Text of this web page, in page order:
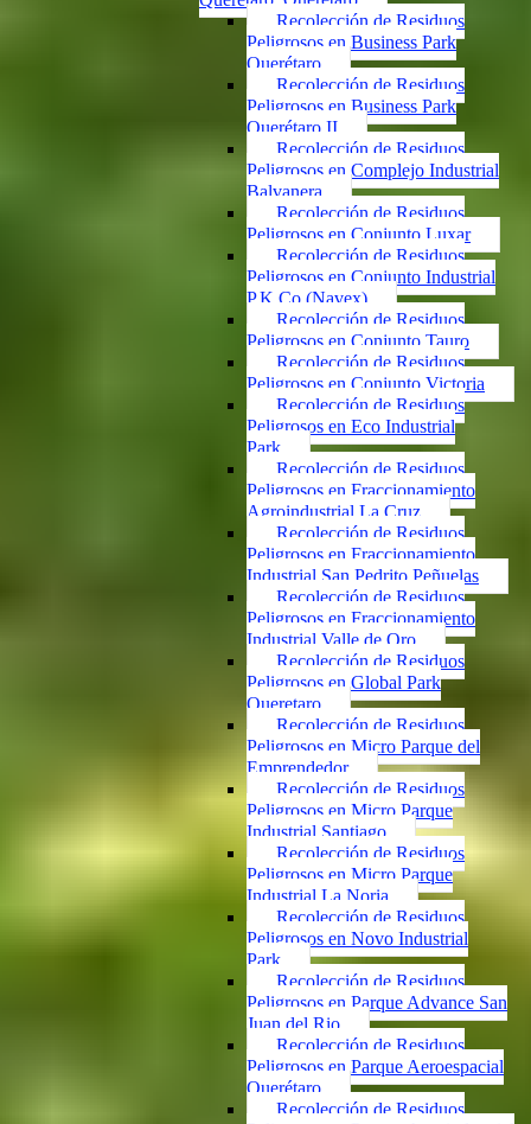
Recolección de Residuos
Peligrosos en Business Park
Querétaro
Recolección de Residuos
Peligrosos en Business Park
Querétaro II
Recolección de Residuos
Peligrosos en Complejo Industrial
Balvanera
Recolección de Residuos
Peligrosos en Conjunto Luxar
Recolección de Residuos
Peligrosos en Conjunto Industrial
P.K.Co (Navex)
Recolección de Residuos
Peligrosos en Conjunto Tauro
Recolección de Residuos
Peligrosos en Conjunto Victoria
Recolección de Residuos
Peligrosos en Eco Industrial
Park
Recolección de Residuos
Peligrosos en Fraccionamiento
Agroindustrial La Cruz
Recolección de Residuos
Peligrosos en Fraccionamiento
Industrial San Pedrito Peñuelas
Recolección de Residuos
Peligrosos en Fraccionamiento
Industrial Valle de Oro
Recolección de Residuos
Peligrosos en Global Park
Queretaro
Recolección de Residuos
Peligrosos en Micro Parque del
Emprendedor
Recolección de Residuos
Peligrosos en Micro Parque
Industrial Santiago
Recolección de Residuos
Peligrosos en Micro Parque
Industrial La Noria
Recolección de Residuos
Peligrosos en Novo Industrial
Park
Recolección de Residuos
Peligrosos en Parque Advance San
Juan del Rio
Recolección de Residuos
Peligrosos en Parque Aeroespacial
Querétaro
Recolección de Residuos